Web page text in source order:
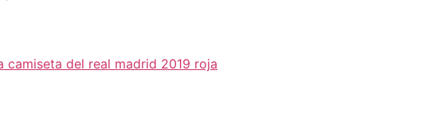
camiseta del real madrid 2019 roja